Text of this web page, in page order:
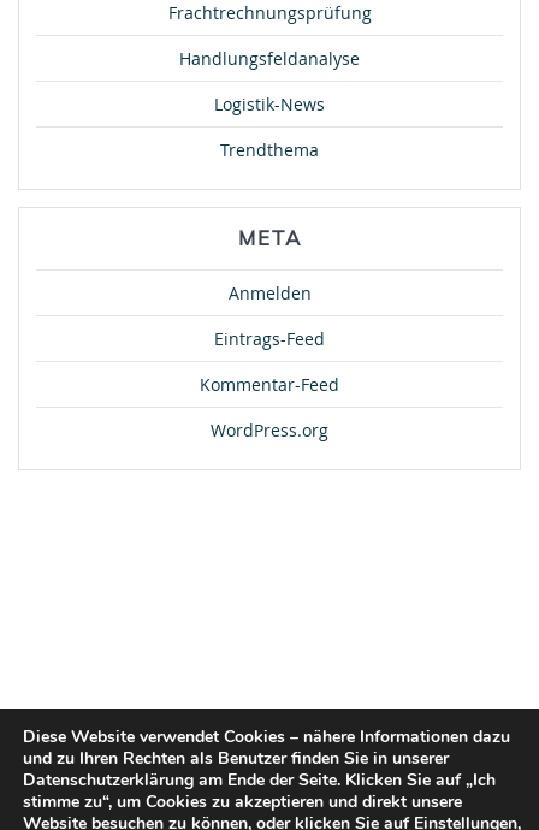
Frachtrechnungsprüfung
Handlungsfeldanalyse
Logistik-News
Trendthema
META
Anmelden
Eintrags-Feed
Kommentar-Feed
WordPress.org
Diese Website verwendet Cookies – nähere Informationen dazu
und zu Ihren Rechten als Benutzer finden Sie in unserer
Datenschutzerklärung am Ende der Seite. Klicken Sie auf „Ich
stimme zu“, um Cookies zu akzeptieren und direkt unsere
Website besuchen zu können, oder klicken Sie auf Einstellungen,